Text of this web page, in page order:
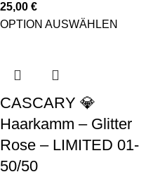
25,00 €
OPTION AUSWÄHLEN
CASCARY 💎
Haarkamm – Glitter
Rose – LIMITED 01-
50/50